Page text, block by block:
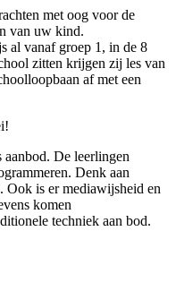
met oog voor de
van uw kind.
al vanaf groep 1, in de 8
zitten krijgen zij les van
af met een
De leerlingen
Denk aan
Ook is er mediawijsheid en
komen
techniek aan bod.